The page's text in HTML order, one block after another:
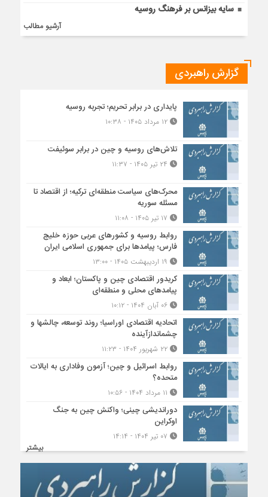
سایه بیزانس بر فرهنگ روسیه
آرشیو مطالب
گزارش راهبردی
پایداری در برابر تحریم؛ تجربه روسیه
۱۲ مرداد ۱۴۰۵ - ۱۰:۳۸
تلاش‌های روسیه و چین در برابر سوئیفت
محرک‌های سیاست منطقه‌‎ای ترکیه؛ از اقتصاد تا
مسئله سوریه
روابط روسیه و کشورهای عربی حوزه خلیج
فارس؛ پیامدها برای جمهوری اسلامی ایران
کریدور اقتصادی چین و پاکستان؛ ابعاد و
پیامدهای محلی و منطقه‌ای
۰۶ آبان ۱۴۰۴ - ۱۰:۱۲
اتحادیه اقتصادی اوراسیا؛ روند توسعه، چالشها و
چشماندازآینده
۲۲ شهریور ۱۴۰۴ - ۱۱:۲۳
روابط اسرائیل و چین؛ آزمون وفاداری به ایالات
متحده؟
دوراندیشی چینی؛ واکنش چین به جنگ
اوکراین
بیشتر